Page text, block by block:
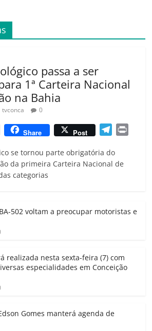
passa a ser
1ª Carteira Nacional
na Bahia
tvconca 0
a
i
l
Share Post
l
e
m
se tornou parte obrigatória do
da primeira Carteira Nacional de
categorias
502 voltam a preocupar motoristas e
realizada nesta sexta-feira (7) com
especialidades em Conceição
Gomes manterá agenda de